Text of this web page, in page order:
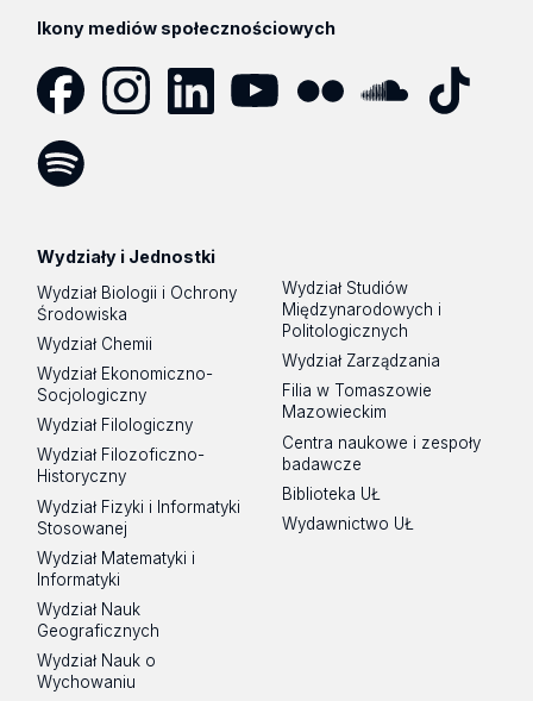
Ikony mediów społecznościowych
Wydziały i Jednostki
Wydział Biologii i Ochrony
Środowiska
Wydział Chemii
Wydział Ekonomiczno-
Socjologiczny
Wydział Filologiczny
Wydział Filozoficzno-
Historyczny
Wydział Fizyki i Informatyki
Stosowanej
Wydział Matematyki i
Informatyki
Wydział Nauk
Geograficznych
Wydział Nauk o
Wychowaniu
Wydział Studiów
Międzynarodowych i
Politologicznych
Wydział Zarządzania
Filia w Tomaszowie
Mazowieckim
Centra naukowe i zespoły
badawcze
Biblioteka UŁ
Wydawnictwo UŁ